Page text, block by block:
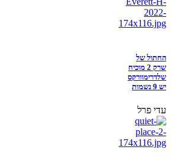
החתול של
שרק 2 מוכיח
שלדרימוורקס
יש 9 נשמות
עדי פרל